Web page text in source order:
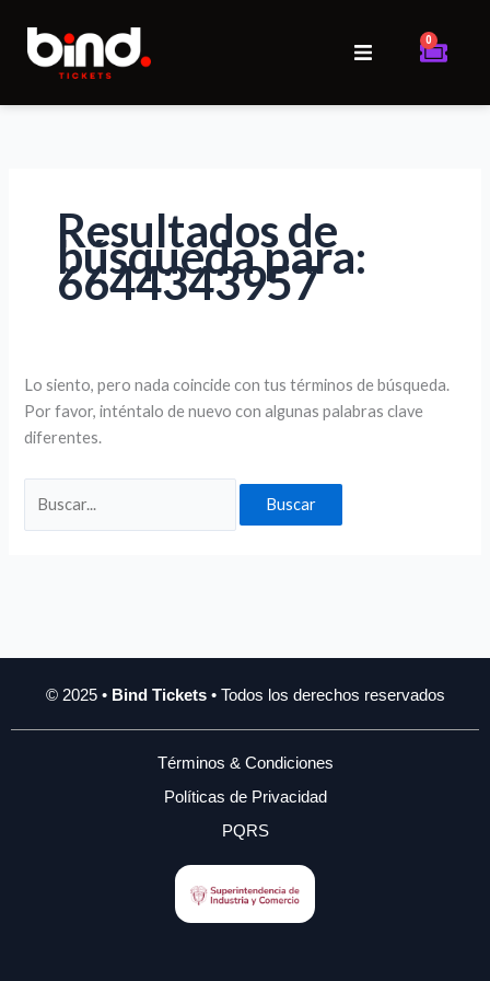
contenido
Inicio
Iniciar sesión
0
Cart
Resultados de
búsqueda para:
6644343957
Lo siento, pero nada coincide con tus términos de búsqueda.
Por favor, inténtalo de nuevo con algunas palabras clave
diferentes.
por:
© 2025 • Bind Tickets• Todos los derechos reservados
Términos & Condiciones
Políticas de Privacidad
PQRS